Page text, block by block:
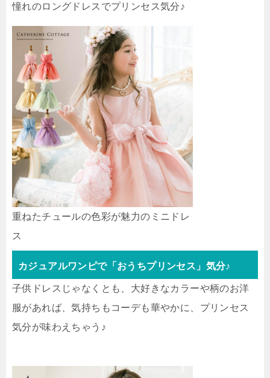
憧れのロングドレスでプリンセス気分♪
重ねたチュールの色彩が魅力のミニドレ
ス
カジュアルワンピで「おうちプリンセス」気分♪
子供ドレスじゃなくとも、大好きなカラーや柄のお洋
服があれば、気持ちもコーデも華やかに、プリンセス
気分が味わえちゃう♪